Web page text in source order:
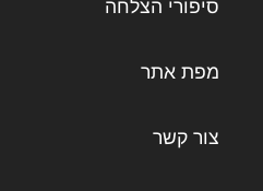
סיפורי הצלחה
מפת אתר
צור קשר